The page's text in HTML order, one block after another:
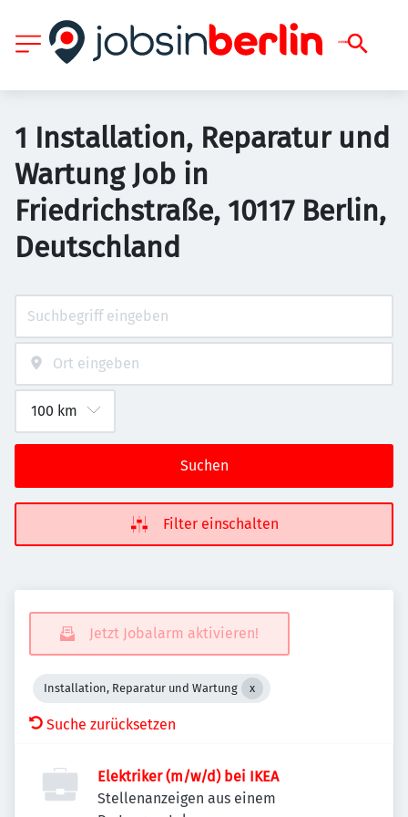
1 Installation, Reparatur und
Wartung Job in
Friedrichstraße, 10117 Berlin,
Deutschland
Suchen
Filter einschalten
Jetzt Jobalarm aktivieren!
Installation, Reparatur und Wartung
Suche zurücksetzen
Elektriker (m/w/d) bei IKEA
Stellenanzeigen aus einem